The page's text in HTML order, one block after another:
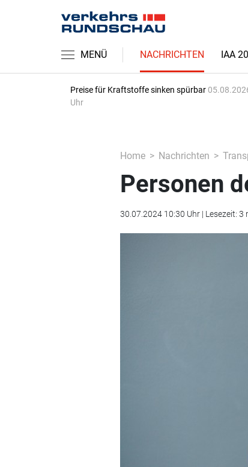
MENÜ NACHRICHTEN IAA
Preise für Kraftstoffe sinken spürbar
Uhr
Home Nachrichten
Personen
30.07.2024 10:30 Uhr | Lesezeit: 3